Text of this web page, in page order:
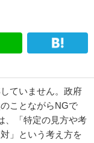
ていません。政府
ことながらNGで
、「特定の見方や考
」という考え方を